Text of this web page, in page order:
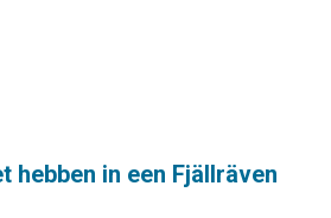
hebben in een Fjällräven